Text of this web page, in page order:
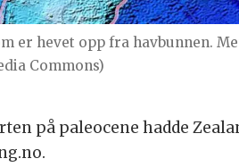
er hevet opp fra havbunnen.
Commons)
på paleocene hadde